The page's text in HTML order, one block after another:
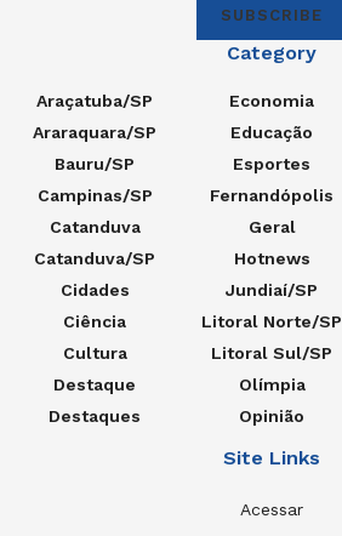
SUBSCRIBE
Category
Araçatuba/SP
Araraquara/SP
Bauru/SP
Campinas/SP
Catanduva
Catanduva/SP
Cidades
Ciência
Cultura
Destaque
Destaques
Economia
Educação
Esportes
Fernandópolis
Geral
Hotnews
Jundiaí/SP
Litoral Norte/SP
Litoral Sul/SP
Olímpia
Opinião
Site Links
Acessar